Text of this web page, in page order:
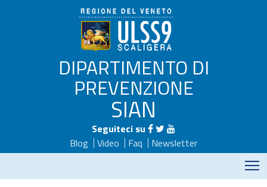
DIPARTIMENTO DI
PREVENZIONE
SIAN
Seguiteci su
Blog
Video Faq
Newsletter